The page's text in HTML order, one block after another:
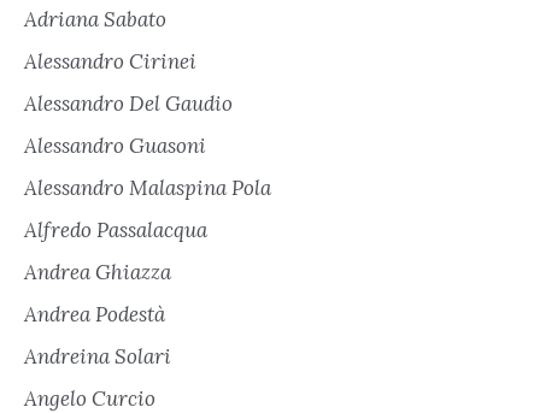
Adriana Sabato
Alessandro Cirinei
Alessandro Del Gaudio
Alessandro Guasoni
Alessandro Malaspina Pola
Alfredo Passalacqua
Andrea Ghiazza
Andrea Podestà
Andreina Solari
Angelo Curcio